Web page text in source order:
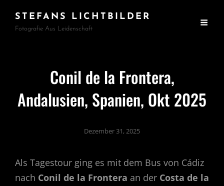
STEFANS LICHTBILDER
Fotografie Aus Leidenschaft
Conil de la Frontera,
Andalusien, Spanien, Okt 2025
Dezember 31, 2025
Als Tagestour ging es mit dem Bus von Cádiz
nach Conil de la Frontera an der Costa de la